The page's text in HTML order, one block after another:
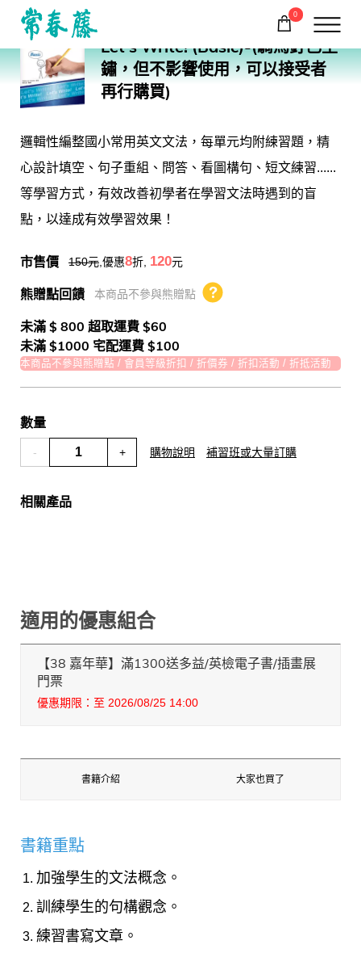
回常春藤首頁
0
購物車
Let's Write! (Basic)-(騎馬釘已生
鏽，但不影響使用，可以接受者
再行購買)
邏輯性編整國小常用英文文法，每單元均附練習題，精
心設計填空、句子重組、問答、看圖構句、短文練習......
等學習方式，有效改善初學者在學習文法時遇到的盲
點，以達成有效學習效果！
市售價 150元 ,優惠8折, 120元
熊贈點回饋 本商品不參與熊贈點 熊贈點回饋辦法
未滿 $ 800 超取運費 $60
未滿 $1000 宅配運費 $100
本商品不參與熊贈點 / 會員等級折扣 / 折價券 / 折扣活動 / 折抵活動
數量
- + 購物說明 補習班或大量訂購
相關產品
適用的優惠組合
【38 嘉年華】滿1300送多益/英檢電子書/插畫展
門票
優惠期限：至 2026/08/25 14:00
書籍介紹 大家也買了
書籍重點
加強學生的文法概念。
訓練學生的句構觀念。
練習書寫文章。